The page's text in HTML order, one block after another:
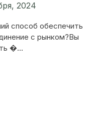
2024
способ обеспечить
с рынком?Вы
�...